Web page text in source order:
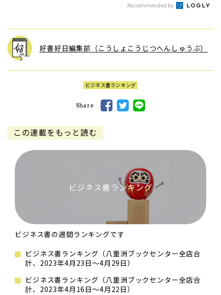
Recommended by
好書好日編集部（こうしょこうじつへんしゅうぶ）
ビジネス書ランキング
Share
この連載をもっと読む
ビジネス書ランキング
ビジネス書の週間ランキングです
ビジネス書ランキング（八重洲ブックセンター全店合
計、2023年4月23日～4月29日）
ビジネス書ランキング（八重洲ブックセンター全店合
計、2023年4月16日～4月22日）